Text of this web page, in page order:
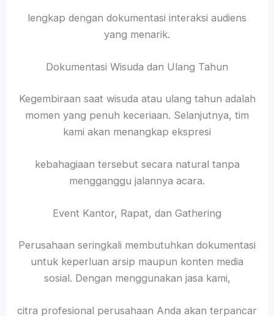
lengkap dengan dokumentasi interaksi audiens
yang menarik.
Dokumentasi Wisuda dan Ulang Tahun
Kegembiraan saat wisuda atau ulang tahun adalah
momen yang penuh keceriaan. Selanjutnya, tim
kami akan menangkap ekspresi
kebahagiaan tersebut secara natural tanpa
mengganggu jalannya acara.
Event Kantor, Rapat, dan Gathering
Perusahaan seringkali membutuhkan dokumentasi
untuk keperluan arsip maupun konten media
sosial. Dengan menggunakan jasa kami,
citra profesional perusahaan Anda akan terpancar